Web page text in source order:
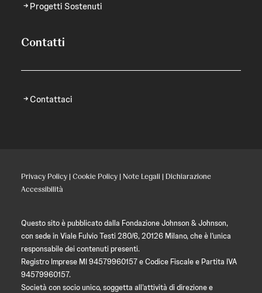
Progetti Sostenuti
Contatti
Contattaci
Privacy Policy | Cookie Policy | Note Legali | Dichiarazione
Accessibilità
Questo sito è pubblicato dalla Fondazione Johnson & Johnson,
con sede in Viale Fulvio Testi 280/6, 20126 Milano, che è l’unica
responsabile dei contenuti presenti.
Registro Imprese MI 94579960157 e Codice Fiscale e Partita IVA
94579960157.
Società con socio unico, soggetta all’attività di direzione e